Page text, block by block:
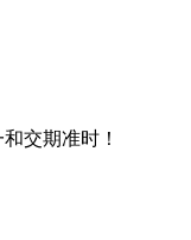
交期准时！